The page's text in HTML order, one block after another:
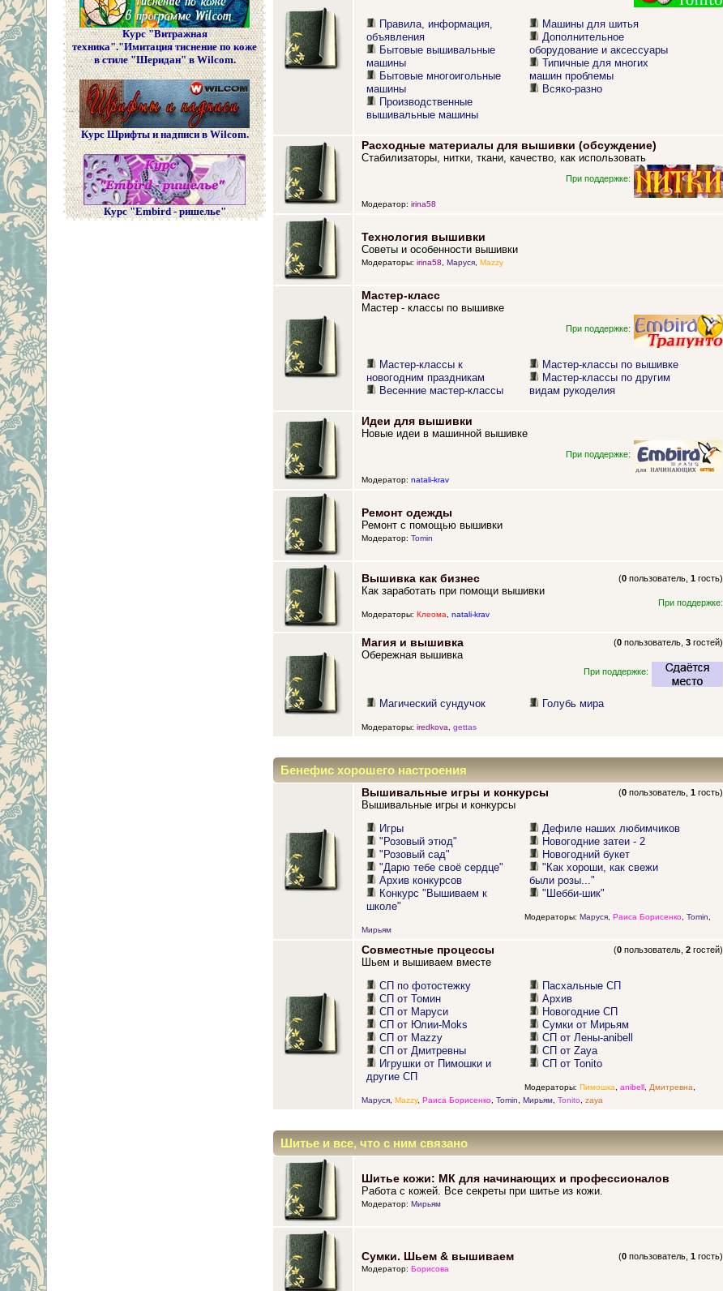
Курс "Витражная
техника"."Имитация тиснение по коже
в стиле "Шеридан" в Wilcom.
Курс Шрифты и надписи в Wilcom.
Курс "Embird - ришелье"
Правила, информация,
объявления
Бытовые вышивальные
машины
Бытовые многоигольные
машины
Производственные
вышивальные машины
Машины для шитья
Дополнительное
оборудование и аксессуары
Типичные для многих
машин проблемы
Всяко-разно
Расходные материалы для вышивки (обсуждение)
Стабилизаторы, нитки, ткани, качество, как использовать
При поддержке:
Модератор: irina58
Технология вышивки
Советы и особенности вышивки
Модераторы: irina58, Маруся, Mazzy
Мастер-класс
Мастер - классы по вышивке
При поддержке:
Мастер-классы к
новогодним праздникам
Весенние мастер-классы
Мастер-классы по вышивке
Мастер-классы по другим
видам рукоделия
Идеи для вышивки
Новые идеи в машинной вышивке
При поддержке:
Модератор: natali-krav
Ремонт одежды
Ремонт с помощью вышивки
Модератор: Tomin
Вышивка как бизнес (0 пользователь,1 гость)
Как заработать при помощи вышивки
При поддержке:
Модераторы: Клеома, natali-krav
Магия и вышивка (0 пользователь,3 гостей)
Обережная вышивка
При поддержке:
Магический сундучок Голубь мира
Модераторы: iredkova gettas
Бенефис хорошего настроения
Вышивальные игры и конкурсы (0 пользователь,1 гость)
Вышивальные игры и конкурсы
Игры
"Розовый этюд"
"Розовый сад"
"Дарю тебе своё сердце"
Архив конкурсов
Конкурс "Вышиваем к
школе"
Дефиле наших любимчиков
Новогодние затеи - 2
Новогодний букет
"Как хороши, как свежи
были розы..."
"Шебби-шик"
Модераторы: Маруся, Раиса Борисенко, Tomin
Мирьям
Совместные процессы (0 пользователь,2 гостей)
Шьем и вышиваем вместе
СП по фотостежку
СП от Томин
СП от Маруси
СП от Юлии-Moks
СП от Mazzy
СП от Дмитревны
Игрушки от Пимошки и
другие СП
Пасхальные СП
Архив
Новогодние СП
Сумки от Мирьям
СП от Лены-anibell
СП от Zaya
СП от Tonito
Модераторы: Пимошка anibell, Дмитревна
Маруся, Mazzy, Раиса Борисенко, Tomin Мирьям, Tonito zaya
Шитье и все, что с ним связано
Шитье кожи: МК для начинающих и профессионалов
Работа с кожей. Все секреты при шитье из кожи.
Модератор: Мирьям
Сумки. Шьем & вышиваем (0 пользователь,1 гость)
Модератор: Борисова